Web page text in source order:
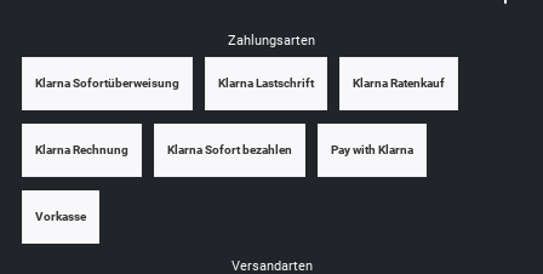
Zahlungsarten
Klarna Sofortüberweisung Klarna Lastschrift Klarna Ratenkauf
Klarna Rechnung Klarna Sofort bezahlen Pay with Klarna
Vorkasse
Versandarten